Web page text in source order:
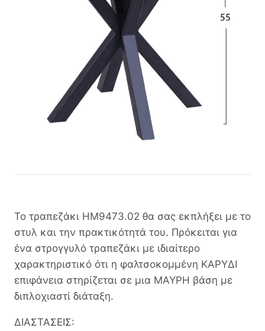
Το τραπεζάκι ΗΜ9473.02 θα σας εκπλήξει με το
στυλ και την πρακτικότητά του. Πρόκειται για
ένα στρογγυλό τραπεζάκι με ιδιαίτερο
χαρακτηριστικό ότι η φαλτσοκομμένη ΚΑΡΥΔΙ
επιφάνεια στηρίζεται σε μια ΜΑΥΡΗ βάση με
διπλοχιαστί διάταξη.
ΔΙΑΣΤΑΣΕΙΣ: